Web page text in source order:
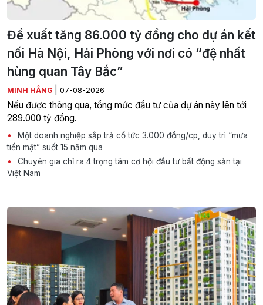
Đề xuất tăng 86.000 tỷ đồng cho dự án kết
nối Hà Nội, Hải Phòng với nơi có “đệ nhất
hùng quan Tây Bắc”
MINH HẰNG 07-08-2026
Nếu được thông qua, tổng mức đầu tư của dự án này lên tới
289.000 tỷ đồng.
Một doanh nghiệp sắp trả cổ tức 3.000 đồng/cp, duy trì “mưa
tiền mặt” suốt 15 năm qua
Chuyên gia chỉ ra 4 trọng tâm cơ hội đầu tư bất động sản tại
Việt Nam